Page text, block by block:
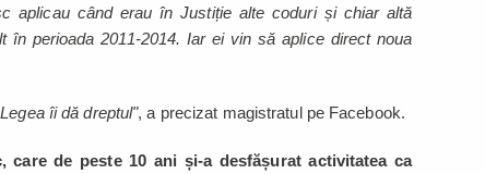
aplicau când erau în Justiție alte coduri și chiar altă
în perioada 2011-2014. Iar ei vin să aplice direct noua
îi dă dreptul", a precizat magistratul pe Facebook.
de peste 10 ani și-a desfășurat activitatea ca